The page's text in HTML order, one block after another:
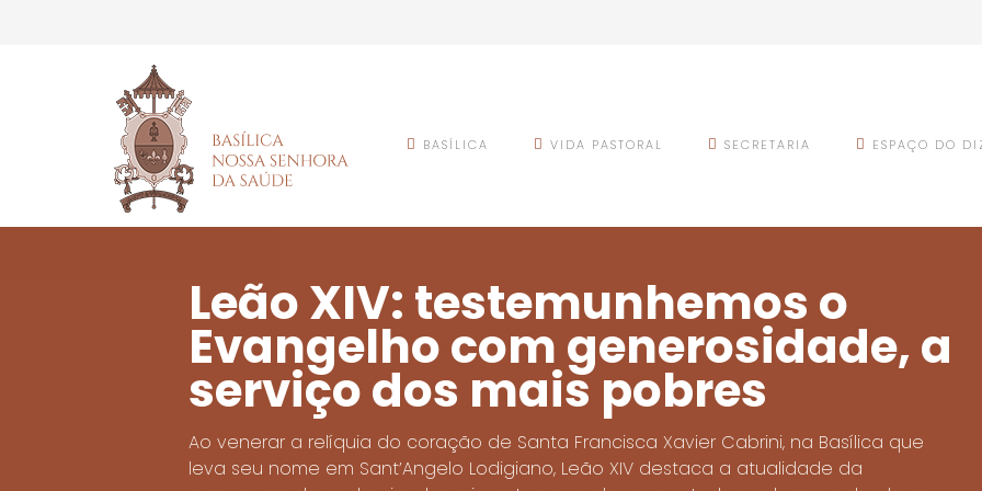
BASÍLICA VIDA PASTORAL SECRETARIA ESPAÇO DO
Leão XIV: testemunhemos o
Evangelho com generosidade, a
serviço dos mais pobres
Ao venerar a relíquia do coração de Santa Francisca Xavier Cabrini, na Basílica que
leva seu nome em Sant’Angelo Lodigiano, Leão XIV destaca a atualidade da